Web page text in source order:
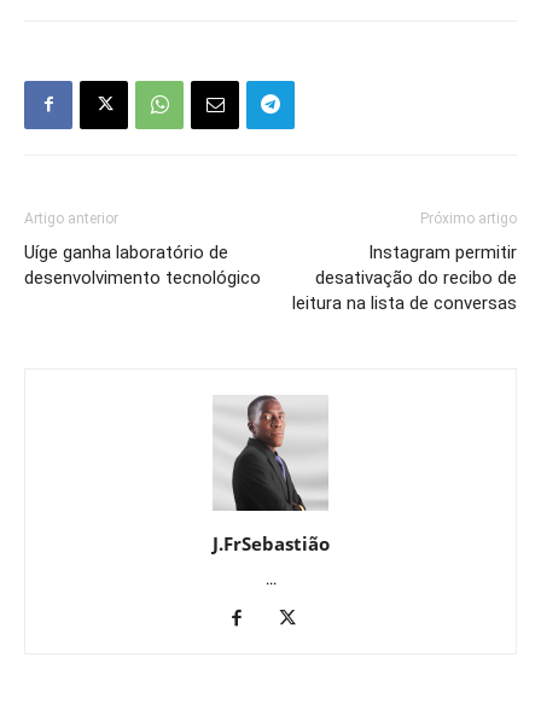
Artigo anterior
Uíge ganha laboratório de
desenvolvimento tecnológico
Próximo artigo
Instagram permitir
desativação do recibo de
leitura na lista de conversas
J.FrSebastião
...